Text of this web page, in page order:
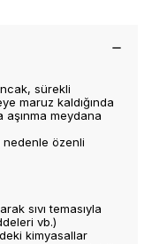
sürekli
maruz kaldığında
meydana
özenli
sıvı temasıyla
vb.)
kimyasallar